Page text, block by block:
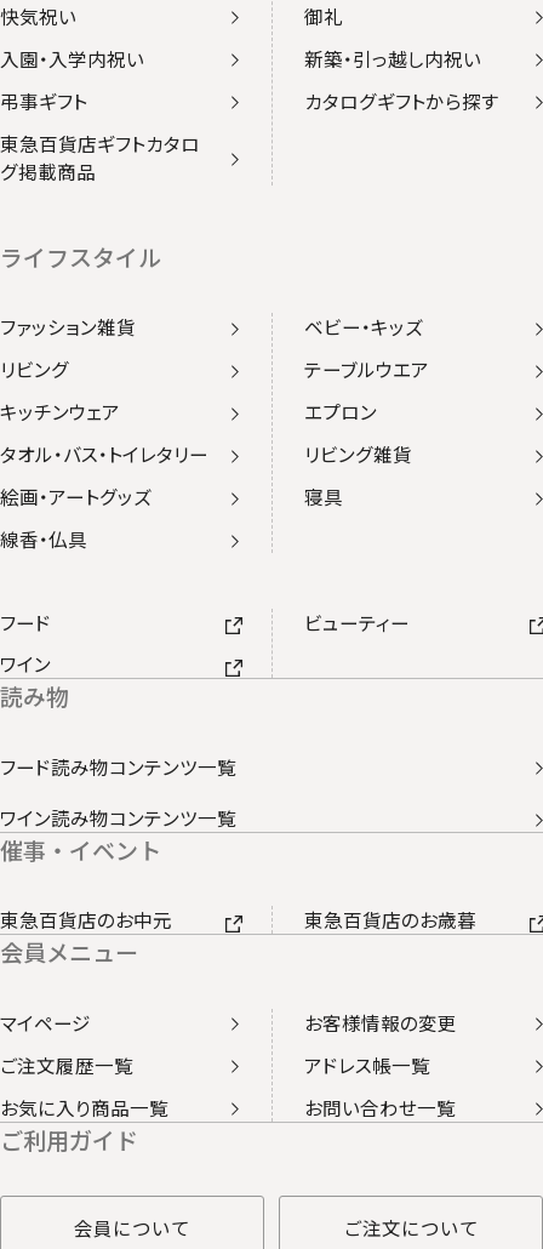
快気祝い
御礼
入園・入学内祝い
新築・引っ越し内祝い
弔事ギフト
カタログギフトから探す
東急百貨店ギフトカタロ
グ掲載商品
ライフスタイル
ファッション雑貨
ベビー・キッズ
リビング
テーブルウエア
キッチンウェア
エプロン
タオル・バス・トイレタリー
リビング雑貨
絵画・アートグッズ
寝具
線香・仏具
フード
ビューティー
ワイン
読み物
フード読み物コンテンツ一覧
ワイン読み物コンテンツ一覧
催事・イベント
東急百貨店のお中元 東急百貨店のお歳暮
会員メニュー
マイページ
お客様情報の変更
ご注文履歴一覧
アドレス帳一覧
お気に入り商品一覧
お問い合わせ一覧
ご利用ガイド
会員について ご注文について